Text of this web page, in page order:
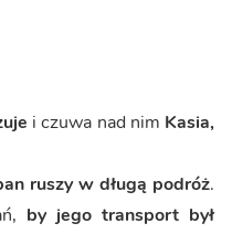
i czuwa nad nim Kasia,
ruszy w długą podróż.
by jego transport był